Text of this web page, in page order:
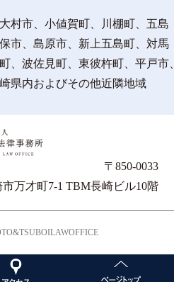
村市、小値賀町、川棚町、五島
市、島原市、新上五島町、対馬
、波佐見町、東彼杵町、平戸市
県内およびその他近隣地域
〒850-0033
万才町7-1 TBM長崎ビル10階